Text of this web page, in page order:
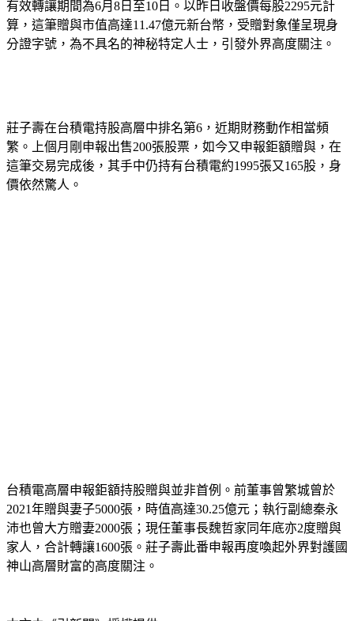
有效轉讓期間為6月8日至10日。以昨日收盤價每股2295元計
算，這筆贈與市值高達11.47億元新台幣，受贈對象僅呈現身
分證字號，為不具名的神秘特定人士，引發外界高度關注。
莊子壽在台積電持股高層中排名第6，近期財務動作相當頻
繁。上個月剛申報出售200張股票，如今又申報鉅額贈與，在
這筆交易完成後，其手中仍持有台積電約1995張又165股，身
價依然驚人。
台積電高層申報鉅額持股贈與並非首例。前董事曾繁城曾於
2021年贈與妻子5000張，時值高達30.25億元；執行副總秦永
沛也曾大方贈妻2000張；現任董事長魏哲家同年底亦2度贈與
家人，合計轉讓1600張。莊子壽此番申報再度喚起外界對護國
神山高層財富的高度關注。